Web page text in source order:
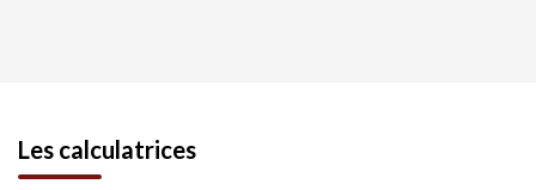
Les calculatrices